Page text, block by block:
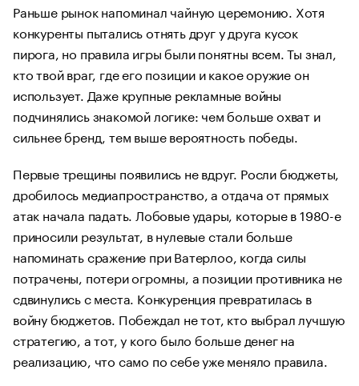
Раньше рынок напоминал чайную церемонию. Хотя
конкуренты пытались отнять друг у друга кусок
пирога, но правила игры были понятны всем. Ты знал,
кто твой враг, где его позиции и какое оружие он
использует. Даже крупные рекламные войны
подчинялись знакомой логике: чем больше охват и
сильнее бренд, тем выше вероятность победы.
Первые трещины появились не вдруг. Росли бюджеты,
дробилось медиапространство, а отдача от прямых
атак начала падать. Лобовые удары, которые в 1980-е
приносили результат, в нулевые стали больше
напоминать сражение при Ватерлоо, когда силы
потрачены, потери огромны, а позиции противника не
сдвинулись с места. Конкуренция превратилась в
войну бюджетов. Побеждал не тот, кто выбрал лучшую
стратегию, а тот, у кого было больше денег на
реализацию, что само по себе уже меняло правила.